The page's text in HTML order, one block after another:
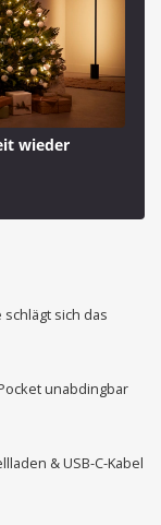
wieder
schlägt sich das
unabdingbar
& USB-C-Kabel